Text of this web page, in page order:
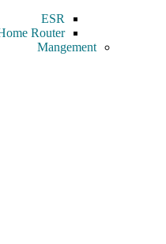
ESR
Router
Mangement